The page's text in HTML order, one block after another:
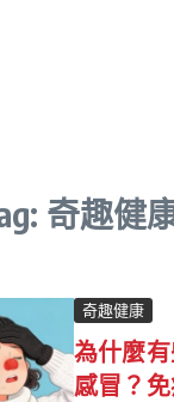
奇趣健
奇趣健康
為什麼
感冒？